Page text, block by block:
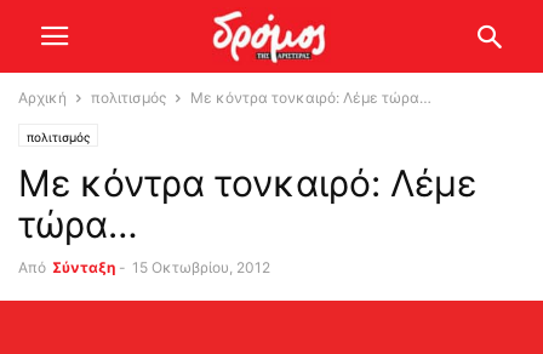
Αρχική πολιτισμός Με κόντρα τονκαιρό: Λέμε τώρα…
πολιτισμός
Με κόντρα τονκαιρό: Λέμε
τώρα…
Από Σύνταξη - 15 Οκτωβρίου, 2012